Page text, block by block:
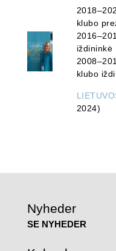
klubo
iždininkė
klubo
2024)
Nyheder
SE NYHEDER